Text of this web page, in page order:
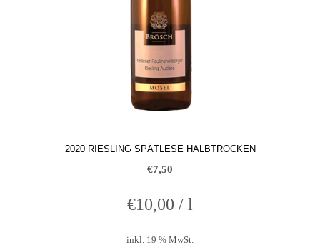
2020 RIESLING SPÄTLESE HALBTROCKEN
€7,50
€10,00 / l
inkl. 19 % MwSt.